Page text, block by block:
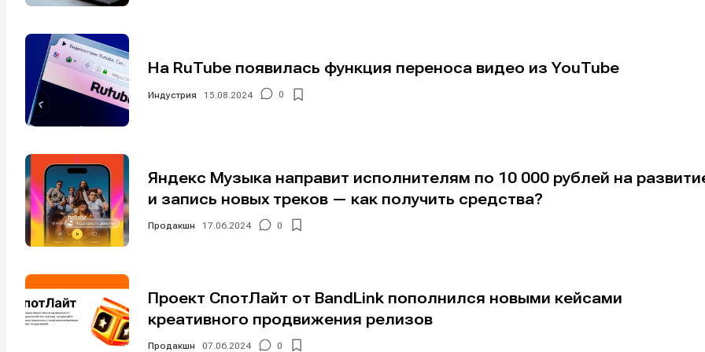
Мы в социальных сетях
Информация
О проекте Реклама Редакционная политика (в разработке)
Помощь проекту
Мы в социальных сетях
Информация
О проекте Реклама Редакционная политика (в разработке)
Помощь проекту
На RuTube появилась функция переноса видео из YouTube
Индустрия 15.08.2024 0
Яндекс Музыка направит исполнителям по 10 000 рублей на
и запись новых треков — как получить средства?
Продакшн 17.06.2024 0
Проект СпотЛайт от BandLink пополнился новыми кейсами
креативного продвижения релизов
Продакшн 07.06.2024 0